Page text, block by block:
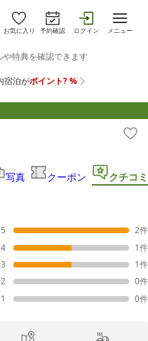
お気に入り 予約確認 ログイン メニュー
写真 クーポン クチコミ
5 2件
4
1件
3
1件
2
0件
1
0件